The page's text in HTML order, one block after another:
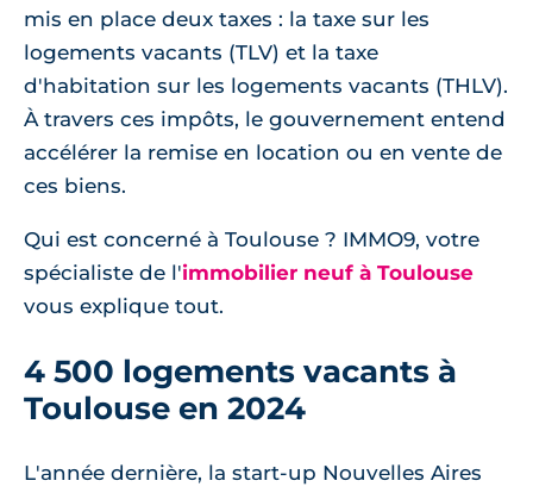
mis en place deux taxes : la taxe sur les
logements vacants (TLV) et la taxe
d'habitation sur les logements vacants (THLV).
À travers ces impôts, le gouvernement entend
accélérer la remise en location ou en vente de
ces biens.
Qui est concerné à Toulouse ? IMMO9, votre
spécialiste de l'immobilier neuf à Toulouse
vous explique tout.
4 500 logements vacants à
Toulouse en 2024
L'année dernière, la start-up Nouvelles Aires